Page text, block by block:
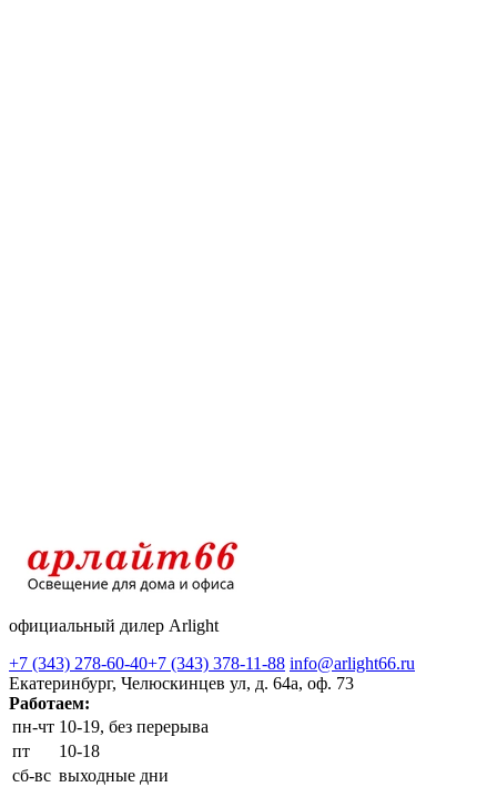
официальный дилер Arlight
+7 (343) 278-60-40+7 (343) 378-11-88 info@arlight66.ru
Екатеринбург, Челюскинцев ул, д. 64а, оф. 73
Работаем:
пн-чт 10-19, без перерыва
пт
10-18
сб-вс выходные дни